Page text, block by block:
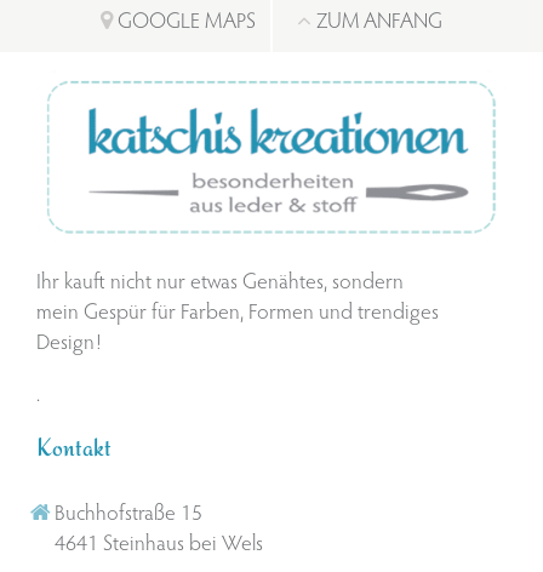
GOOGLE MAPS
ZUM ANFANG
Ihr kauft nicht nur etwas Genähtes, sondern
mein Gespür für Farben, Formen und trendiges
Design!
.
Kontakt
Buchhofstraße 15
4641 Steinhaus bei Wels